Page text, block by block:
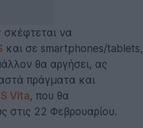
σκέφτεται να
και σε smartphones/tablets,
θα αργήσει, ας
πράγματα και
Vita, που θα
στις 22 Φεβρουαρίου.